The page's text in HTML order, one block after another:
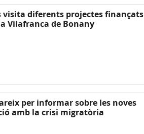
visita diferents projectes finançats
a Vilafranca de Bonany
per informar sobre les noves
amb la crisi migratòria